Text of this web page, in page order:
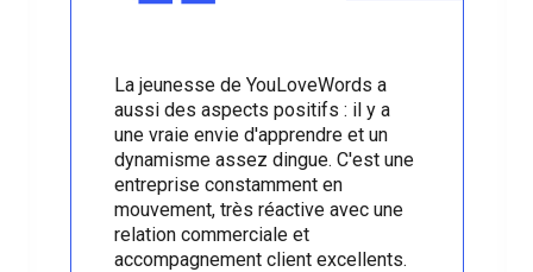
La jeunesse de YouLoveWords a
aussi des aspects positifs : il y a
une vraie envie d'apprendre et un
dynamisme assez dingue. C'est une
entreprise constamment en
mouvement, très réactive avec une
relation commerciale et
accompagnement client excellents.